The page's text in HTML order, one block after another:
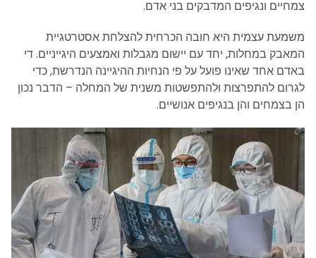
צמחיים ונגיפים המדבקים בני אדם.
משמעת עצמית היא חובה הכרחית להצלחת אסטרטגיית
המאבק במחלות, יחד עם יישום מגבלות ואמצעים היגייניים. די
באדם אחד שאינו פועל על פי הנחיות ההיגיינה הנדרשת, כדי
לגרום להתפרצות ולהתפשטות משנית של המחלה – הדבר נכון
הן בצמחים והן בנגיפים אנושיים.